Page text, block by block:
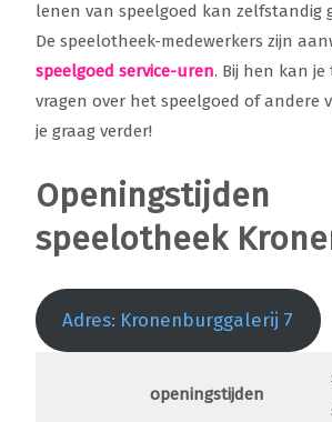
lenen van speelgoed kan zelfstandig
De speelotheek-medewerkers zijn
speelgoed service-uren. Bij hen kan
vragen over het speelgoed of andere
je graag verder!
Openingstijden
speelotheek
Adres: Kronenburggalerij 7
openingstijden